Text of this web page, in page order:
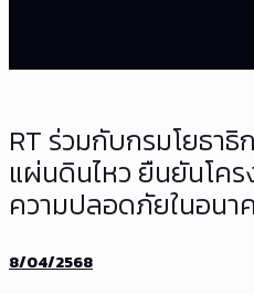
RT ร่วมกับกรมโยธา
แผ่นดินไหว ยืนยันโค
ความปลอดภัยในอนา
8/04/2568